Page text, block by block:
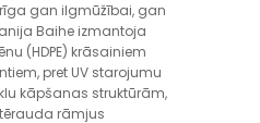
gan ilgmūžībai, gan
Baihe izmantoja
(HDPE) krāsainiem
pret UV starojumu
kāpšanas struktūrām,
rāmjus